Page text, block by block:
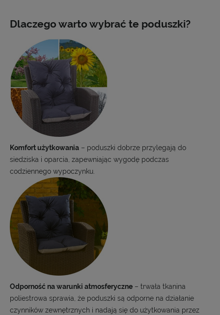
Dlaczego warto wybrać te poduszki?
Komfort użytkowania – poduszki dobrze przylegają do
siedziska i oparcia, zapewniając wygodę podczas
codziennego wypoczynku.
Odporność na warunki atmosferyczne – trwała tkanina
poliestrowa sprawia, że poduszki są odporne na działanie
czynników zewnętrznych i nadają się do użytkowania przez